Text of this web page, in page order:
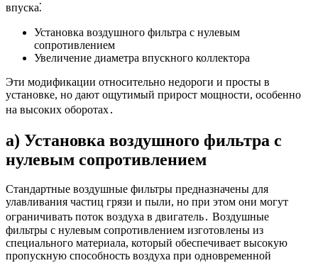
впуска⁚
Установка воздушного фильтра с нулевым
сопротивлением
Увеличение диаметра впускного коллектора
Эти модификации относительно недороги и просты в
установке, но дают ощутимый прирост мощности, особенно
на высоких оборотах․
a) Установка воздушного фильтра с
нулевым сопротивлением
Стандартные воздушные фильтры предназначены для
улавливания частиц грязи и пыли, но при этом они могут
ограничивать поток воздуха в двигатель․ Воздушные
фильтры с нулевым сопротивлением изготовлены из
специального материала, который обеспечивает высокую
пропускную способность воздуха при одновременной